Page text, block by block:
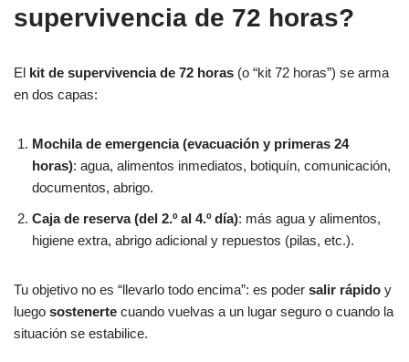
supervivencia de 72 horas?
El kit de supervivencia de 72 horas (o “kit 72 horas”) se arma
en dos capas:
Mochila de emergencia (evacuación y primeras 24
horas): agua, alimentos inmediatos, botiquín, comunicación,
documentos, abrigo.
Caja de reserva (del 2.º al 4.º día): más agua y alimentos,
higiene extra, abrigo adicional y repuestos (pilas, etc.).
Tu objetivo no es “llevarlo todo encima”: es poder salir rápido y
luego sostenerte cuando vuelvas a un lugar seguro o cuando la
situación se estabilice.